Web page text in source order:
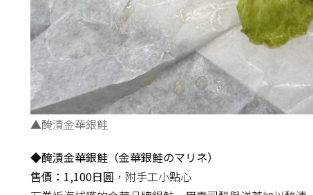
▲醃漬金華銀鮭
◆醃漬金華銀鮭（金華銀鮭のマリネ）
售價：1,100日圓 ，附手工小點心